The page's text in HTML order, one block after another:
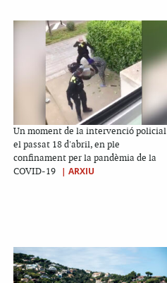
Un moment de la intervenció policial
el passat 18 d'abril, en ple
confinament per la pandèmia de la
COVID-19
| ARXIU